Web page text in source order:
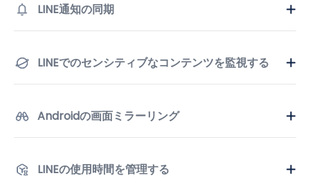
LINE通知の同期
LINEでのセンシティブなコンテンツを監視する
Androidの画面ミラーリング
LINEの使用時間を管理する